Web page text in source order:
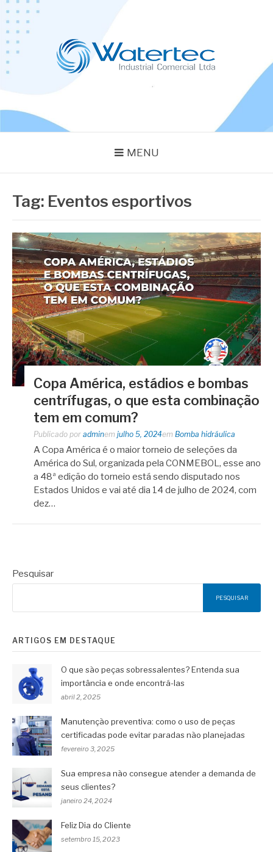
Pular
para
conteúdo
MENU
Tag: Eventos esportivos
Copa América, estádios e bombas
centrífugas, o que esta combinação
tem em comum?
Publicado por adminem julho 5, 2024em Bomba hidráulica
A Copa América é o maior torneio de seleções da
América do Sul, organizada pela CONMEBOL, esse ano
a 48ª edição do torneio está sendo disputado nos
Estados Unidos e vai até dia 14 de julho de 2024, com
dez…
Pesquisar
PESQUISAR
ARTIGOS EM DESTAQUE
O que são peças sobressalentes? Entenda sua
importância e onde encontrá-las
abril 2, 2025
Manutenção preventiva: como o uso de peças
certificadas pode evitar paradas não planejadas
fevereiro 3, 2025
Sua empresa não consegue atender a demanda de
seus clientes?
janeiro 24, 2024
Feliz Dia do Cliente
setembro 15, 2023